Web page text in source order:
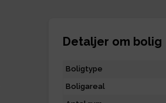
Detaljer om bolig
Boligtype
Boligareal